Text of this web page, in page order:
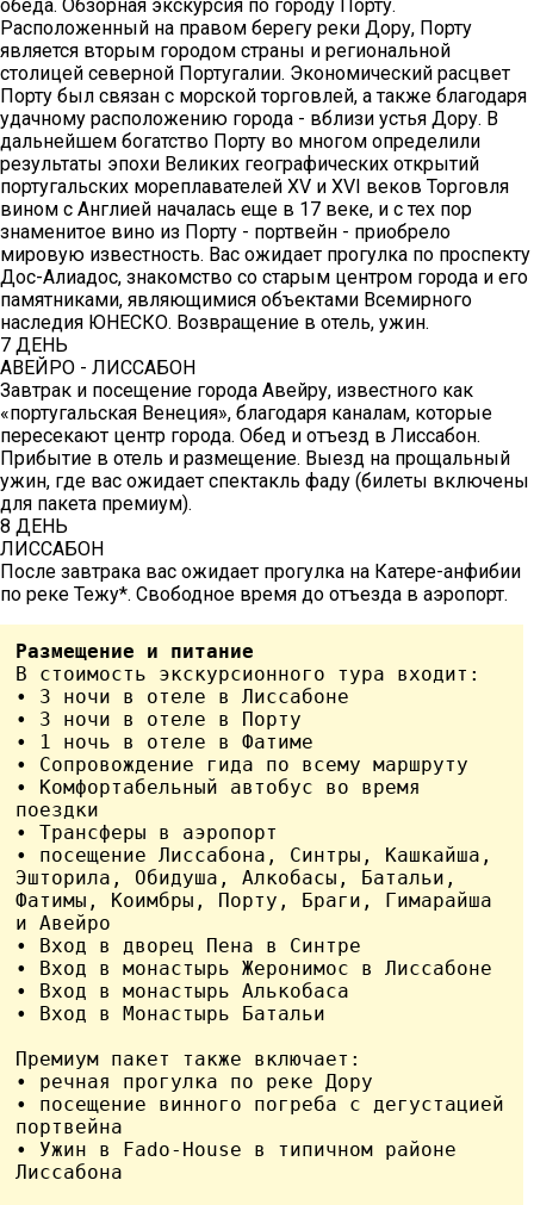
обеда. Обзорная экскурсия по городу Порту.
Расположенный на правом берегу реки Дору, Порту
является вторым городом страны и региональной
столицей северной Португалии. Экономический расцвет
Порту был связан с морской торговлей, а также благодаря
удачному расположению города - вблизи устья Дору. В
дальнейшем богатство Порту во многом определили
результаты эпохи Великих географических открытий
португальских мореплавателей XV и XVI веков Торговля
вином с Англией началась еще в 17 веке, и с тех пор
знаменитое вино из Порту - портвейн - приобрело
мировую известность. Вас ожидает прогулка по проспекту
Дос-Алиадос, знакомство со старым центром города и его
памятниками, являющимися объектами Всемирного
наследия ЮНЕСКО. Возвращение в отель, ужин.
7 ДЕНЬ
АВЕЙРО - ЛИССАБОН
Завтрак и посещение города Авейру, известного как
«португальская Венеция», благодаря каналам, которые
пересекают центр города. Обед и отъезд в Лиссабон.
Прибытие в отель и размещение. Выезд на прощальный
ужин, где вас ожидает спектакль фаду (билеты включены
для пакета премиум).
8 ДЕНЬ
ЛИССАБОН
После завтрака вас ожидает прогулка на Катере-анфибии
по реке Тежу*. Свободное время до отъезда в аэропорт.
Размещение и питание
В стоимость экскурсионного тура входит:
• 3 ночи в отеле в Лиссабоне
• 3 ночи в отеле в Порту
• 1 ночь в отеле в Фатиме
• Сопровождение гида по всему маршруту
• Комфортабельный автобус во время
поездки
• Трансферы в аэропорт
• посещение Лиссабона, Синтры, Кашкайша,
Эшторила, Обидуша, Алкобасы, Батальи,
Фатимы, Коимбры, Порту, Браги, Гимарайша
и Авейро
• Вход в дворец Пена в Синтре
• Вход в монастырь Жеронимос в Лиссабоне
• Вход в монастырь Алькобаса
• Вход в Монастырь Батальи
Премиум пакет также включает:
• речная прогулка по реке Дору
• посещение винного погреба с дегустацией
портвейна
• Ужин в Fado-House в типичном районе
Лиссабона